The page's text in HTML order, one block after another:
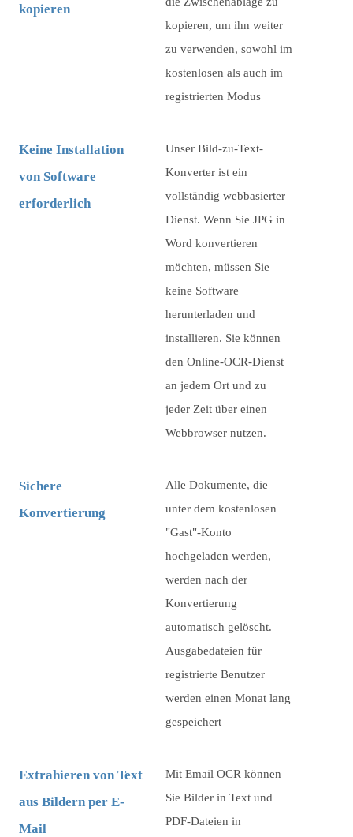
kopieren
kopieren, um ihn weiter
zu verwenden, sowohl im
kostenlosen als auch im
registrierten Modus
Keine Installation
von Software
erforderlich
Unser Bild-zu-Text-
Konverter ist ein
vollständig webbasierter
Dienst. Wenn Sie JPG in
Word konvertieren
möchten, müssen Sie
keine Software
herunterladen und
installieren. Sie können
den Online-OCR-Dienst
an jedem Ort und zu
jeder Zeit über einen
Webbrowser nutzen.
Sichere
Konvertierung
Alle Dokumente, die
unter dem kostenlosen
"Gast"-Konto
hochgeladen werden,
werden nach der
Konvertierung
automatisch gelöscht.
Ausgabedateien für
registrierte Benutzer
werden einen Monat lang
gespeichert
Extrahieren von Text
aus Bildern per E-
Mail
Mit Email OCR können
Sie Bilder in Text und
PDF-Dateien in